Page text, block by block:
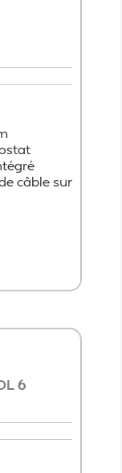
câble sur
6